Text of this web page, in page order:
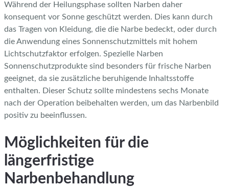
Während der Heilungsphase sollten Narben daher
konsequent vor Sonne geschützt werden. Dies kann durch
das Tragen von Kleidung, die die Narbe bedeckt, oder durch
die Anwendung eines Sonnenschutzmittels mit hohem
Lichtschutzfaktor erfolgen. Spezielle Narben
Sonnenschutzprodukte sind besonders für frische Narben
geeignet, da sie zusätzliche beruhigende Inhaltsstoffe
enthalten. Dieser Schutz sollte mindestens sechs Monate
nach der Operation beibehalten werden, um das Narbenbild
positiv zu beeinflussen.
Möglichkeiten für die
längerfristige
Narbenbehandlung